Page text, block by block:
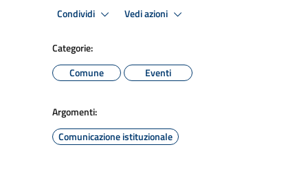
Condividi Vedi azioni
Categorie:
Comune
Eventi
Argomenti:
Comunicazione istituzionale